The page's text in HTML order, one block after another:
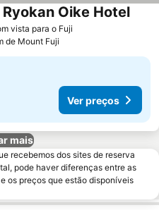
vista para o Fuji
Oike HotelVer
de Mount Fuji
Ver preços
mais
recebemos dos sites de reserva
pode haver diferenças entre as
os preços que estão disponíveis